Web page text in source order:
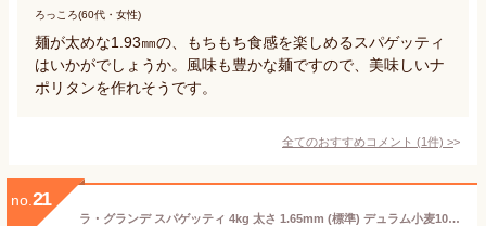
ろっころ(60代・女性)
麺が太めな1.93㎜の、もちもち食感を楽しめるスパゲッティ
はいかがでしょうか。風味も豊かな麺ですので、美味しいナ
ポリタンを作れそうです。
全てのおすすめコメント (1件) >
no. 21
ラ・グランデ スパゲッティ 4kg 太さ 1.65mm (標準) デュラム小麦100％使用 業務用(4kg)【ラティーノ】[大容量 地中海 スパゲティ 乾麺 パスタ]